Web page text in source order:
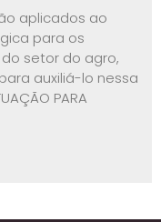
aplicados ao
para os
setor do agro,
auxiliá-lo nessa
PARA